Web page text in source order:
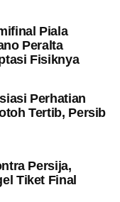
Piala
Peralta
Fisiknya
Perhatian
Tertib, Persib
Persija,
Tiket Final